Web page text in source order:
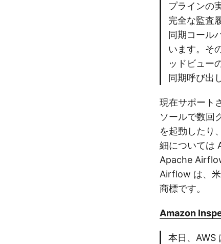
プラインの
完全な監査
同期コール
います。そ
ッドビュー
同期呼び出
現在サポート
ソールで数回
を起動したり
細については
Apache
Airflow は、
商標です。
Amazon
本日、AWS